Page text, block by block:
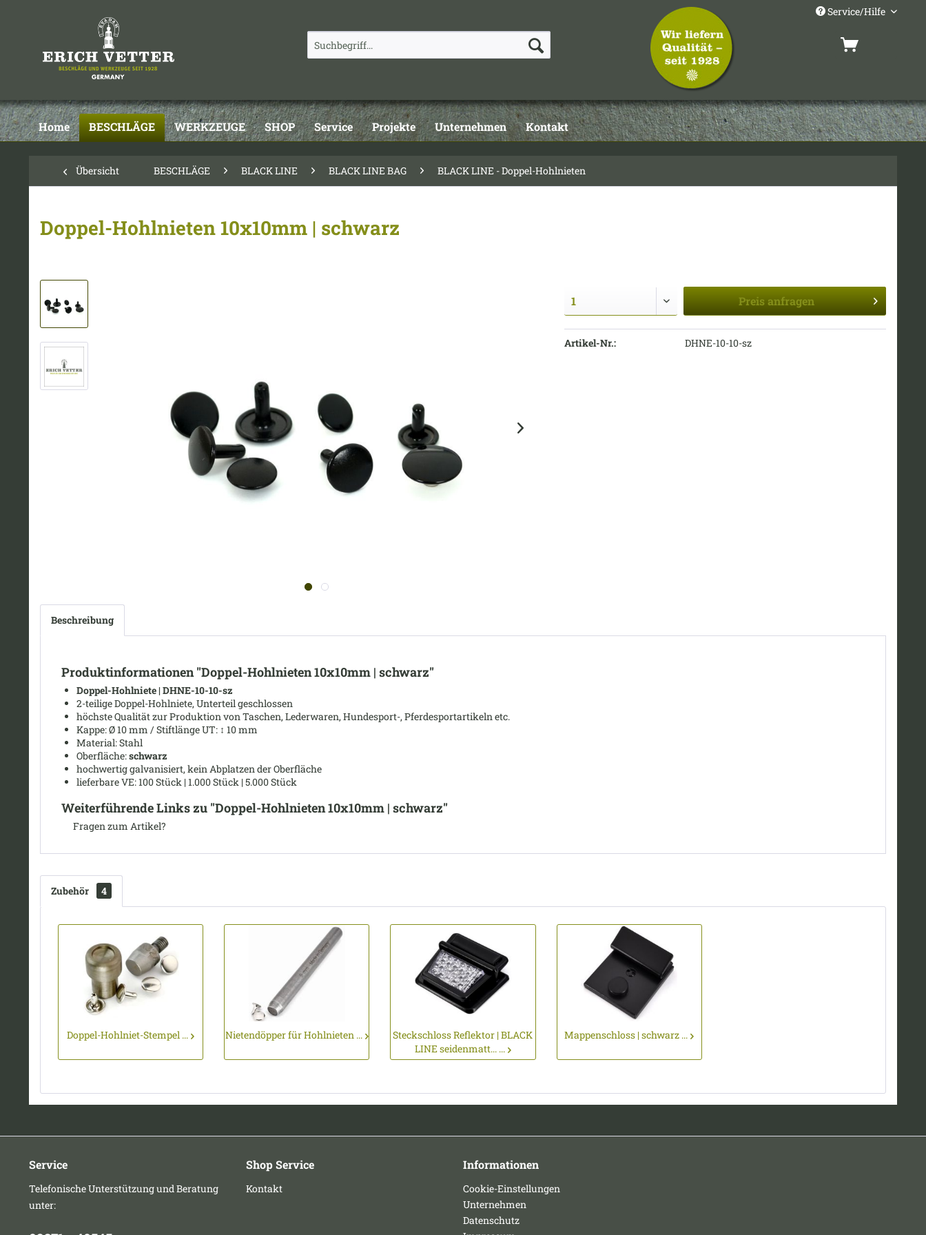
Service/Hilfe
Home BESCHLÄGE WERKZEUGE SHOP Service Projekte Unternehmen Kontakt
Übersicht BESCHLÄGE BLACK LINE BLACK LINE BAG BLACK LINE - Doppel-Hohlnieten
Doppel-Hohlnieten 10x10mm | schwarz
Preis anfragen
Artikel-Nr.: DHNE-10-10-sz
Beschreibung
Produktinformationen "Doppel-Hohlnieten 10x10mm | schwarz"
Doppel-Hohlniete | DHNE-10-10-sz
2-teilige Doppel-Hohlniete, Unterteil geschlossen
höchste Qualität zur Produktion von Taschen, Lederwaren, Hundesport-, Pferdesportartikeln etc.
Kappe: Ø10 mm / Stiftlänge UT: ↕ 10 mm
Material: Stahl
Oberfläche:schwarz
hochwertig galvanisiert, kein Abplatzen der Oberfläche
lieferbare VE: 100 Stück | 1.000 Stück | 5.000 Stück
Weiterführende Links zu "Doppel-Hohlnieten 10x10mm | schwarz"
Fragen zum Artikel?
Zubehör 4
Doppel-Hohlniet-Stempel ... Nietendöpper für Hohlnieten ...
Steckschloss Reflektor | BLACK
LINE seidenmatt... ...
Mappenschloss | schwarz ...
Service
Telefonische Unterstützung und Beratung
unter:
Shop Service
Kontakt
Informationen
Cookie-Einstellungen
Unternehmen
Datenschutz